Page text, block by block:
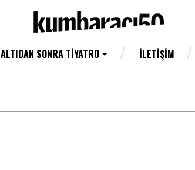
ALTIDAN SONRA TIYATRO İLETIŞIM